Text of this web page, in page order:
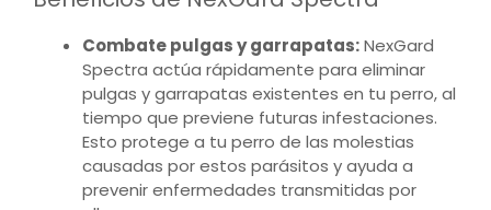
Combate pulgas y garrapatas:NexGard
Spectra actúa rápidamente para eliminar
pulgas y garrapatas existentes en tu perro, al
tiempo que previene futuras infestaciones.
Esto protege a tu perro de las molestias
causadas por estos parásitos y ayuda a
prevenir enfermedades transmitidas por